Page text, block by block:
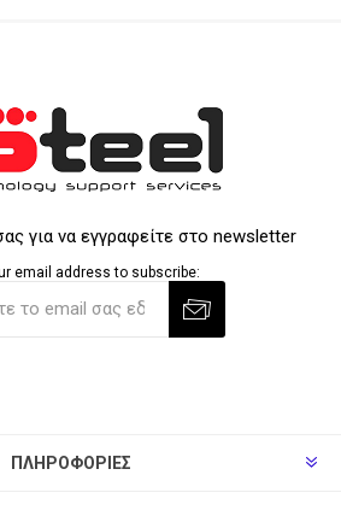
για να εγγραφείτε στο newsletter
email address to subscribe:
ΠΛΗΡΟΦΟΡΊΕΣ